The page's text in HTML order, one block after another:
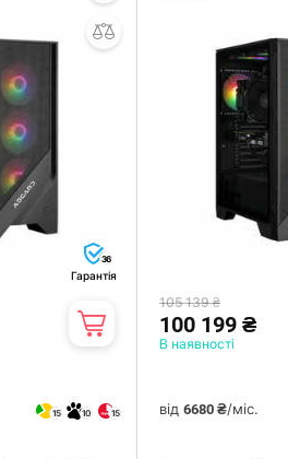
36
Гарантія
15 10 15
105 139 ₴
100 199 ₴
В наявності
від6680 ₴/міс.